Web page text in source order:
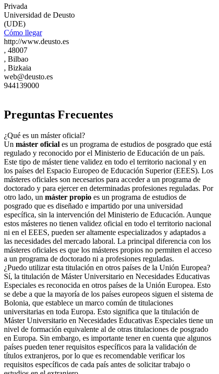
Privada
Universidad de Deusto
(UDE)
Cómo llegar
http://www.deusto.es
, 48007
, Bilbao
, Bizkaia
web@deusto.es
944139000
Preguntas Frecuentes
¿Qué es un máster oficial?
Un máster oficial es un programa de estudios de posgrado que está
regulado y reconocido por el Ministerio de Educación de un país.
Este tipo de máster tiene validez en todo el territorio nacional y en
los países del Espacio Europeo de Educación Superior (EEES). Los
másteres oficiales son necesarios para acceder a un programa de
doctorado y para ejercer en determinadas profesiones reguladas. Por
otro lado, un máster propio es un programa de estudios de
posgrado que es diseñado e impartido por una universidad
específica, sin la intervención del Ministerio de Educación. Aunque
estos másteres no tienen validez oficial en todo el territorio nacional
ni en el EEES, pueden ser altamente especializados y adaptados a
las necesidades del mercado laboral. La principal diferencia con los
másteres oficiales es que los másteres propios no permiten el acceso
a un programa de doctorado ni a profesiones reguladas.
¿Puedo utilizar esta titulación en otros países de la Unión Europea?
Sí, la titulación de Máster Universitario en Necesidades Educativas
Especiales es reconocida en otros países de la Unión Europea. Esto
se debe a que la mayoría de los países europeos siguen el sistema de
Bolonia, que establece un marco común de titulaciones
universitarias en toda Europa. Esto significa que la titulación de
Máster Universitario en Necesidades Educativas Especiales tiene un
nivel de formación equivalente al de otras titulaciones de posgrado
en Europa. Sin embargo, es importante tener en cuenta que algunos
países pueden tener requisitos específicos para la validación de
títulos extranjeros, por lo que es recomendable verificar los
requisitos específicos de cada país antes de solicitar trabajo o